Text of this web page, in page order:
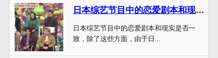
日本综艺节目中的恋爱剧本和现实是否一致？
日本综艺节目中的恋爱剧本和现实是否一
致，除了这些方面，由于日...